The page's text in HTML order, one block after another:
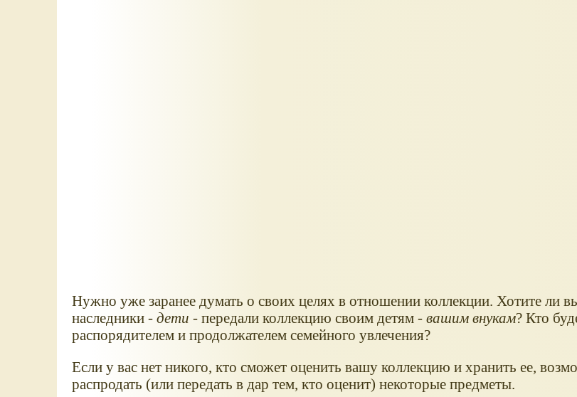
Нужно уже заранее думать о своих целях в отношении коллекции. Хотите ли
наследники - дети - передали коллекцию своим детям - вашим внукам? Кто
распорядителем и продолжателем семейного увлечения?
Если у вас нет никого, кто сможет оценить вашу коллекцию и хранить ее,
распродать (или передать в дар тем, кто оценит) некоторые предметы.